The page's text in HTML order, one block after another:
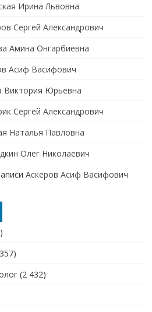
Ирина Львовна
Сергей Александрович
Амина Онгарбиевна
Асиф Васифович
Виктория Юрьевна
Сергей Александрович
Наталья Павловна
Олег Николаевич
Аскеров Асиф Васифович
(2 432)